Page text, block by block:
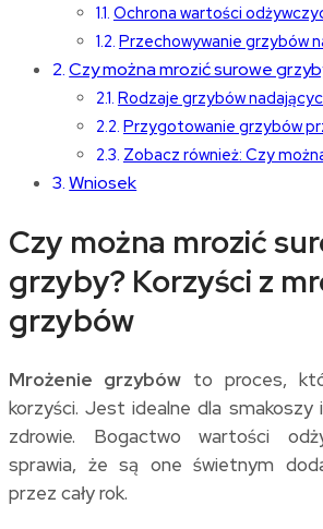
Ochrona wartości
Przechowywanie grzybów
Czy można mrozić surowe
Rodzaje grzybów
Przygotowanie grzybów
Zobacz również: Czy
Wniosek
Czy można mrozić
grzyby? Korzyści z
grzybów
Mrożenie grzybów to proces,
korzyści. Jest idealne dla smakoszy
zdrowie. Bogactwo wartości
sprawia, że są one świetnym
przez cały rok.